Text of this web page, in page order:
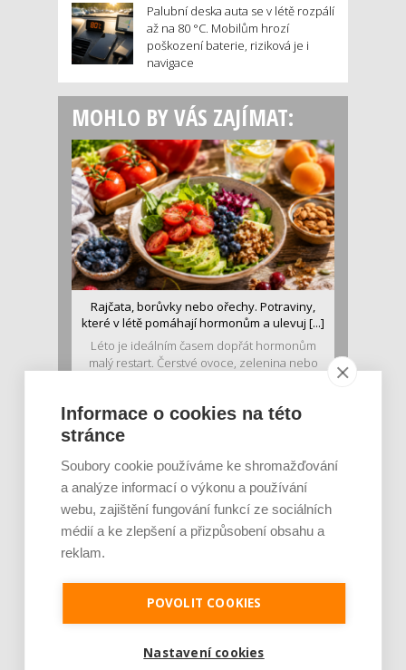
Palubní deska auta se v létě rozpálí
až na 80 °C. Mobilům hrozí
poškození baterie, riziková je i
navigace
MOHLO BY VÁS ZAJÍMAT:
Rajčata, borůvky nebo ořechy. Potraviny,
které v létě pomáhají hormonům a ulevuj [...]
Léto je ideálním časem dopřát hormonům
malý restart. Čerstvé ovoce, zelenina nebo
Je jen pro sportovce, přiberu po něm a ve
stravě ho mám dostatek. Znáte nejčastějš [...]
Pojem protein již nějakou dobu rezonuje
se o ně...
Informace o cookies na této
stránce
Soubory cookie používáme ke shromažďování
a analýze informací o výkonu a používání
webu, zajištění fungování funkcí ze sociálních
médií a ke zlepšení a přizpůsobení obsahu a
reklam.
POVOLIT COOKIES
Nastavení cookies